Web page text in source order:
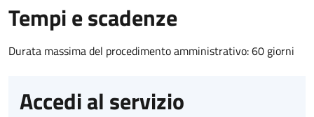
Tempi e scadenze
Durata massima del procedimento amministrativo: 60 giorni
Accedi al servizio